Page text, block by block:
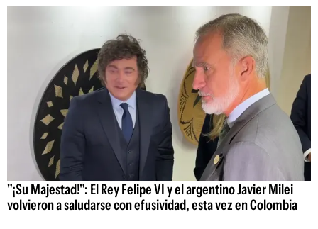
"¡Su Majestad!": El Rey Felipe VI y el argentino Javier Milei
volvieron a saludarse con efusividad, esta vez en Colombia